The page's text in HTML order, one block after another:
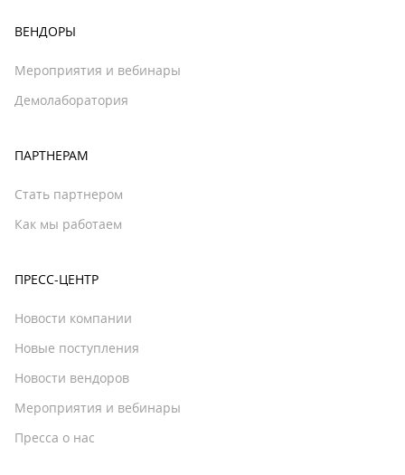
ВЕНДОРЫ
Мероприятия и вебинары
Демолаборатория
ПАРТНЕРАМ
Стать партнером
Как мы работаем
ПРЕСС-ЦЕНТР
Новости компании
Новые поступления
Новости вендоров
Мероприятия и вебинары
Пресса о нас